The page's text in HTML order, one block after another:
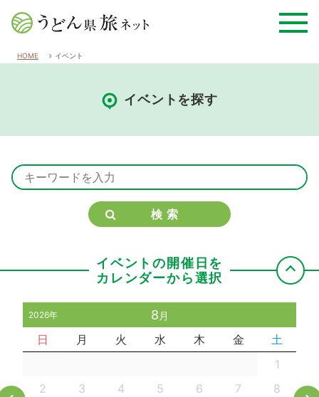
HOME イベント
イベントを探す
検索
イベントの開催日を
カレンダーから選択
2026年 8 月
日 月 火 水 木 金
土
1
2
3 4 5 6 7
8